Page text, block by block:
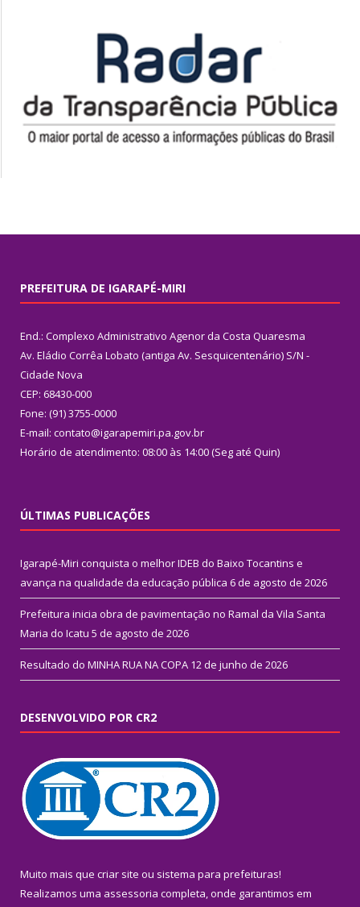
PREFEITURA DE IGARAPÉ-MIRI
End.: Complexo Administrativo Agenor da Costa Quaresma
Av. Eládio Corrêa Lobato (antiga Av. Sesquicentenário) S/N -
Cidade Nova
CEP: 68430-000
Fone: (91) 3755-0000
E-mail: contato@igarapemiri.pa.gov.br
Horário de atendimento: 08:00 às 14:00 (Seg até Quin)
ÚLTIMAS PUBLICAÇÕES
Igarapé-Miri conquista o melhor IDEB do Baixo Tocantins e
avança na qualidade da educação pública 6 de agosto de 2026
Prefeitura inicia obra de pavimentação no Ramal da Vila Santa
Maria do Icatu 5 de agosto de 2026
Resultado do MINHA RUA NA COPA 12 de junho de 2026
DESENVOLVIDO POR CR2
Muito mais que criar site ou sistema para prefeituras!
Realizamos uma assessoria completa, onde garantimos em